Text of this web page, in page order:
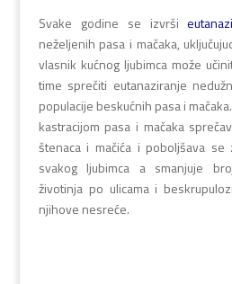
Svake godine se izvrši
neželjenih pasa i mačaka,
vlasnik kućnog ljubimca može
time sprečiti eutanaziranje
populacije beskućnih pasa i
kastracijom pasa i mačaka
štenaca i mačića i poboljšava
svakog ljubimca a smanjuje
životinja po ulicama i
njihove nesreće.